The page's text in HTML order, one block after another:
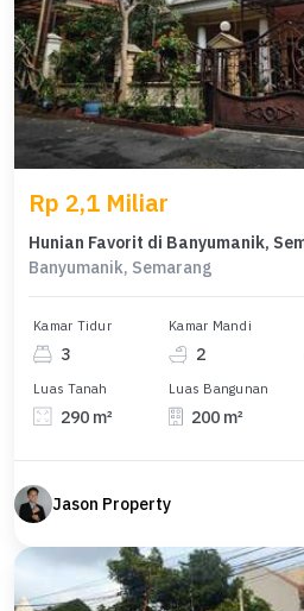
Rp 2,1 Miliar
Banyumanik, Semarang
Kamar Tidur
3
Kamar Mandi
2
Luas Tanah
290 m²
Luas Bangunan
200 m²
Jason Property